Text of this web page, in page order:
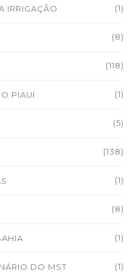
IRRIGAÇÃO (1)
(8)
(118)
PIAUÍ (1)
(5)
(138)
(1)
(8)
(1)
DO MST (1)